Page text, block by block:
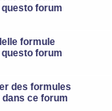
forum
formule
forum
des formules
ce forum